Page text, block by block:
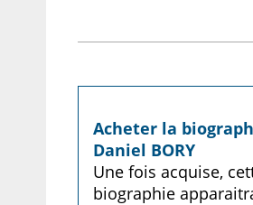
Acheter la
Daniel BORY
Une fois acquise,
biographie